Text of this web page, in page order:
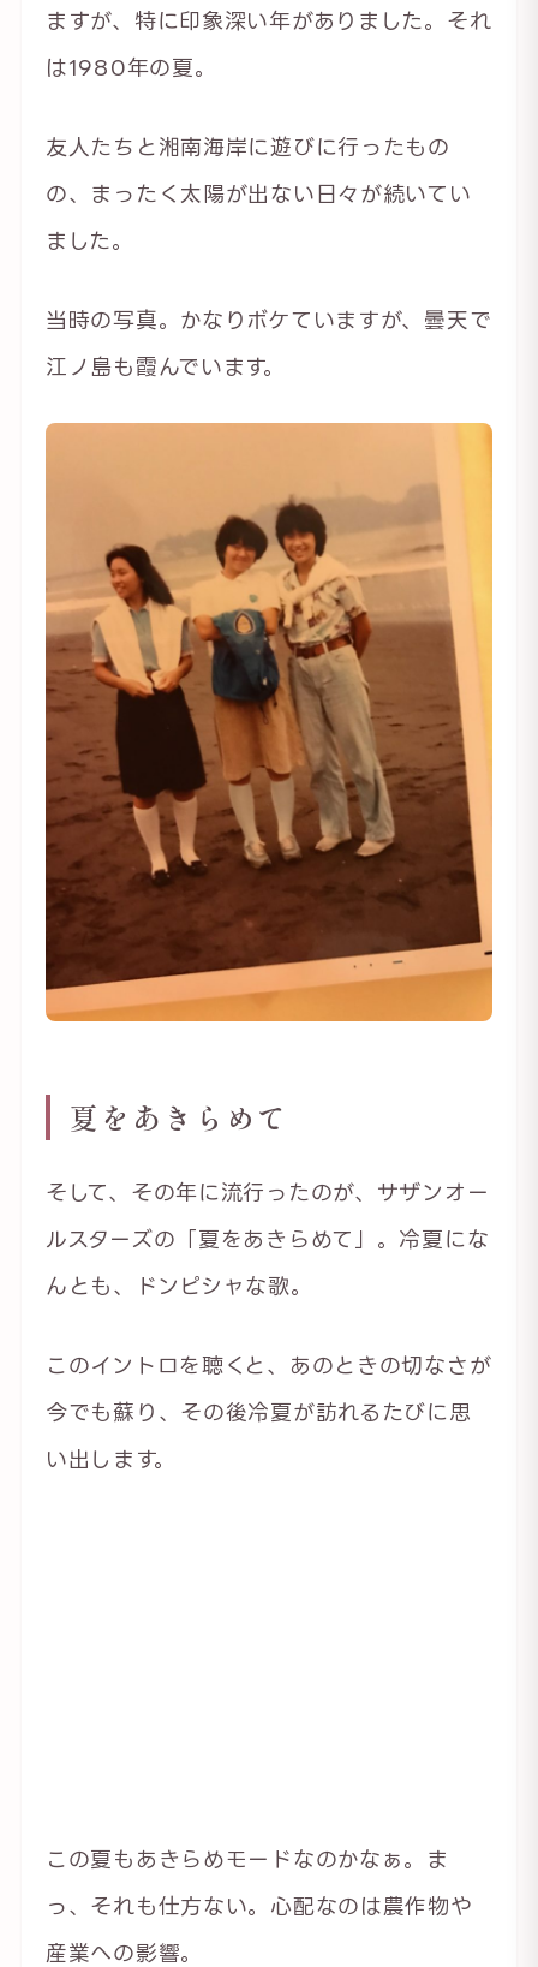
ますが、特に印象深い年がありました。それ
は1980年の夏。
友人たちと湘南海岸に遊びに行ったもの
の、まったく太陽が出ない日々が続いてい
ました。
当時の写真。かなりボケていますが、曇天で
江ノ島も霞んでいます。
夏をあきらめて
そして、その年に流行ったのが、サザンオー
ルスターズの「夏をあきらめて」。冷夏にな
んとも、ドンピシャな歌。
このイントロを聴くと、あのときの切なさが
今でも蘇り、その後冷夏が訪れるたびに思
い出します。
この夏もあきらめモードなのかなぁ。ま
っ、それも仕方ない。心配なのは農作物や
産業への影響。